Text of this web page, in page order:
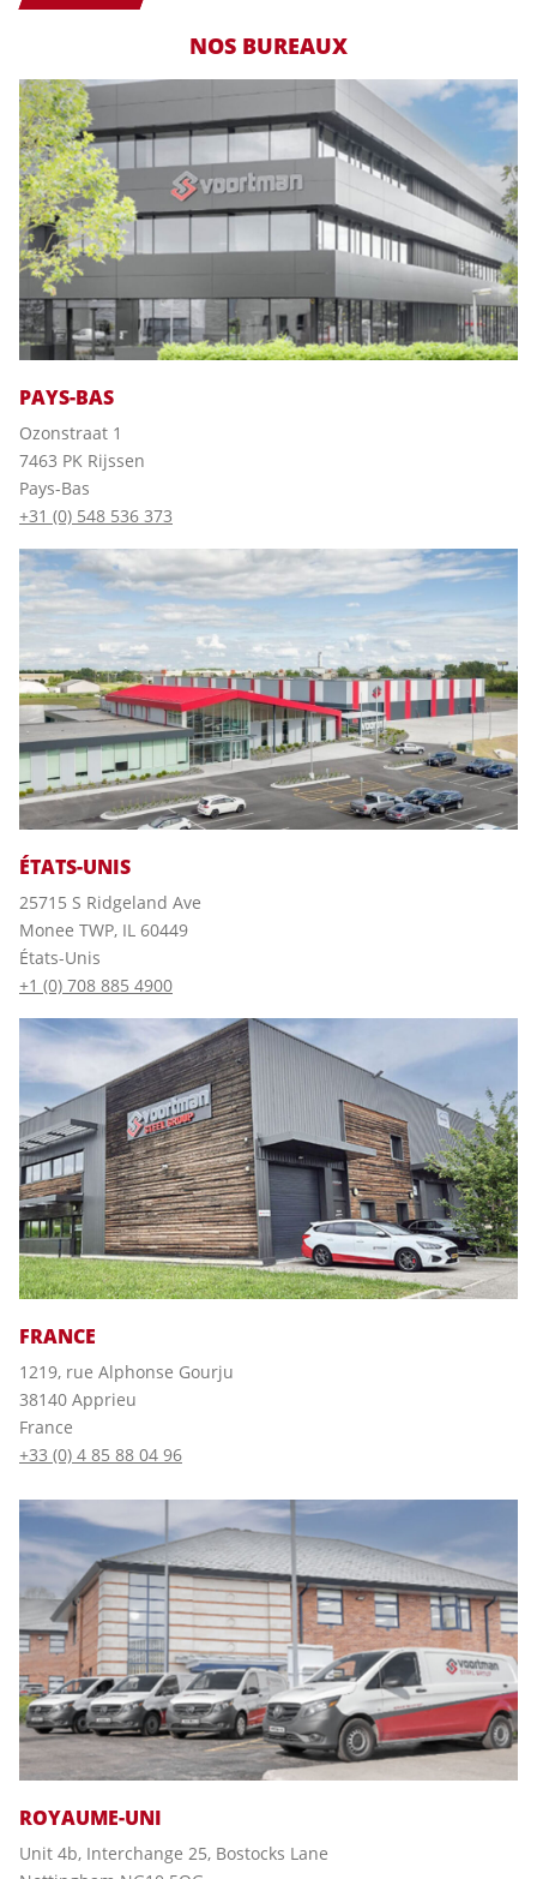
NOS BUREAUX
PAYS-BAS
Ozonstraat 1
7463 PK Rijssen
Pays-Bas
+31 (0) 548 536 373
ÉTATS-UNIS
25715 S Ridgeland Ave
Monee TWP, IL 60449
États-Unis
+1 (0) 708 885 4900
FRANCE
1219, rue Alphonse Gourju
38140 Apprieu
France
+33 (0) 4 85 88 04 96
ROYAUME-UNI
Unit 4b, Interchange 25, Bostocks Lane